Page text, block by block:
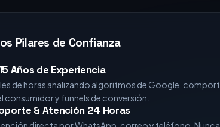
Pilares de Confianza
Años de Experiencia
de horas analizando algoritmos de Google,